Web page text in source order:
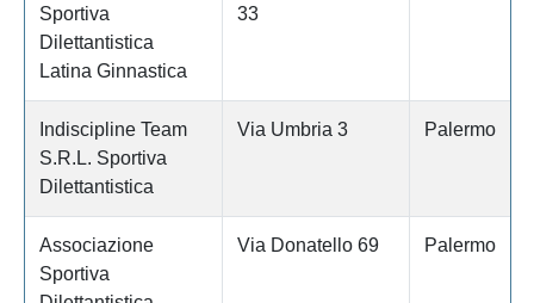
Sportiva
Dilettantistica
Latina Ginnastica
33
Indiscipline Team
S.R.L. Sportiva
Dilettantistica
Via Umbria 3 Palermo
Associazione
Sportiva
Via Donatello 69 Palermo